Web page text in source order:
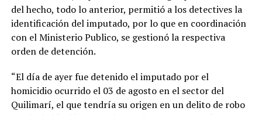
del hecho, todo lo anterior, permitió a los detectives la
identificación del imputado, por lo que en coordinación
con el Ministerio Publico, se gestionó la respectiva
orden de detención.
“El día de ayer fue detenido el imputado por el
homicidio ocurrido el 03 de agosto en el sector del
Quilimarí, el que tendría su origen en un delito de robo